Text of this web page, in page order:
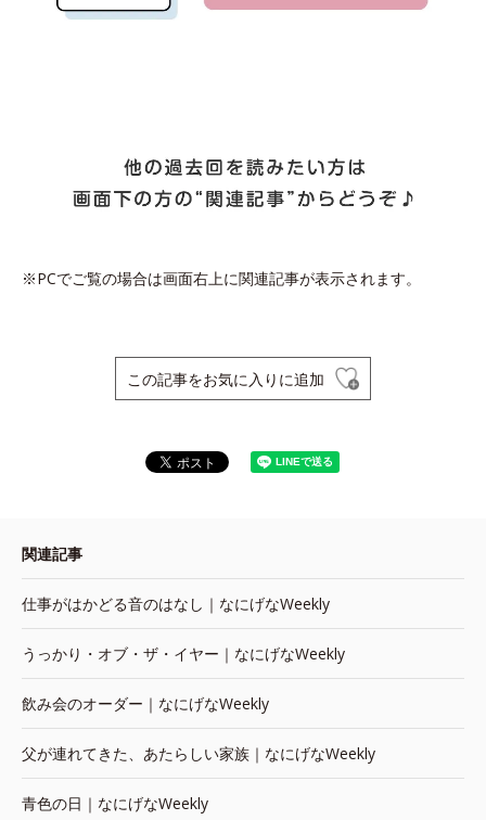
※PCでご覧の場合は画面右上に関連記事が表示されます。
この記事をお気に入りに追加
関連記事
仕事がはかどる音のはなし｜なにげなWeekly
うっかり・オブ・ザ・イヤー｜なにげなWeekly
飲み会のオーダー｜なにげなWeekly
父が連れてきた、あたらしい家族｜なにげなWeekly
青色の日｜なにげなWeekly